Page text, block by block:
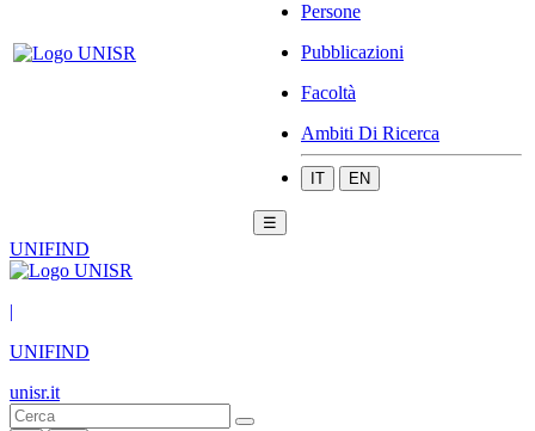
Persone
Pubblicazioni
Facoltà
Ambiti Di Ricerca
IT EN
☰
UNIFIND
|
UNIFIND
unisr.it